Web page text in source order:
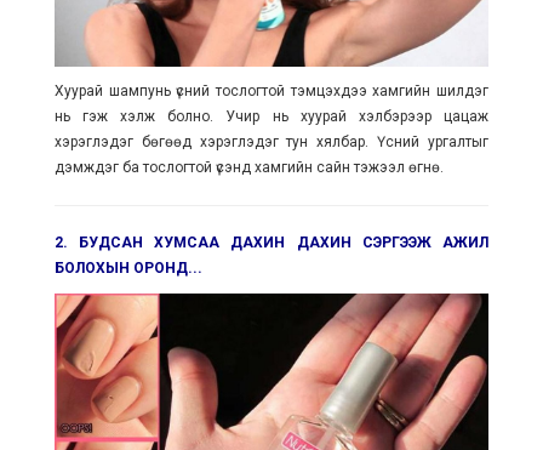
Хуурай шампунь үсний тослогтой тэмцэхдээ хамгийн шилдэг
нь гэж хэлж болно. Учир нь хуурай хэлбэрээр цацаж
хэрэглэдэг бөгөөд хэрэглэдэг тун хялбар. Үсний ургалтыг
дэмждэг ба тослогтой үсэнд хамгийн сайн тэжээл өгнө.
2. БУДСАН ХУМСАА ДАХИН ДАХИН СЭРГЭЭЖ АЖИЛ
БОЛОХЫН ОРОНД...